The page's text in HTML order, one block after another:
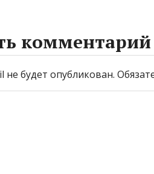
комментарий
не будет опубликован.